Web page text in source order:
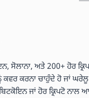
ਸੋਲਾਨਾ, ਅਤੇ 200+ ਹੋਰ
ਕਵਰ ਕਰਨਾ ਚਾਹੁੰਦੇ ਹੋ ਜਾਂ
ਜਾਂ ਹੋਰ ਕ੍ਰਿਪਟੋ ਨਾਲ